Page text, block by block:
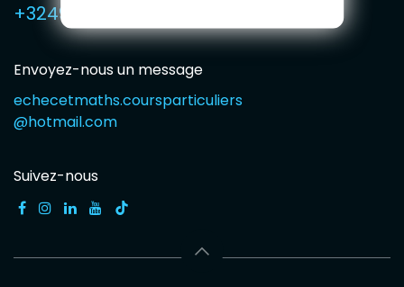
+32491594765
Envoyez-nous un message
echecetmaths.coursparticuliers
@hotmail.com
Suivez-nous